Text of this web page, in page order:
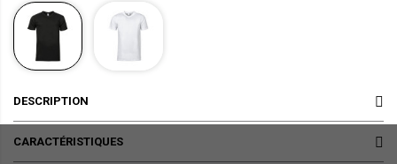
DESCRIPTION
CARACTÉRISTIQUES